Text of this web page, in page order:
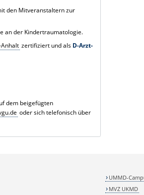
den Mitveranstaltern zur
an der Kindertraumatologie.
zertifiziert und als D-Arzt-
dem beigefügten
oder sich telefonisch über
UMMD-
MVZ UKMD